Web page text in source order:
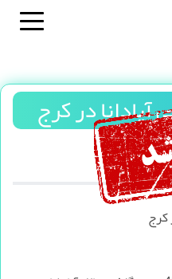
آپادانا در کرج
کرج
کرج